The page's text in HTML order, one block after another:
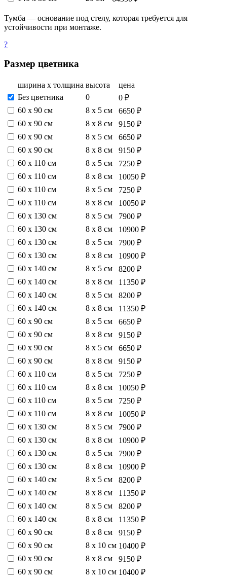
Тумба — основание под стелу, которая требуется для
устойчивости при монтаже.
?
Размер цветника
ширина х толщина высота
цена
Без цветника
0
0 ₽
60 х 90 см
8 х 5 см
6650 ₽
60 х 90 см
8 х 8 см
9150 ₽
60 х 90 см
8 х 5 см
6650 ₽
60 х 90 см
8 х 8 см
9150 ₽
60 х 110 см
8 х 5 см
7250 ₽
60 х 110 см
8 х 8 см
10050 ₽
60 х 110 см
8 х 5 см
7250 ₽
60 х 110 см
8 х 8 см
10050 ₽
60 х 130 см
8 х 5 см
7900 ₽
60 х 130 см
8 х 8 см
10900 ₽
60 х 130 см
8 х 5 см
7900 ₽
60 х 130 см
8 х 8 см
10900 ₽
60 х 140 см
8 х 5 см
8200 ₽
60 х 140 см
8 х 8 см
11350 ₽
60 х 140 см
8 х 5 см
8200 ₽
60 х 140 см
8 х 8 см
11350 ₽
60 х 90 см
8 х 5 см
6650 ₽
60 х 90 см
8 х 8 см
9150 ₽
60 х 90 см
8 х 5 см
6650 ₽
60 х 90 см
8 х 8 см
9150 ₽
60 х 110 см
8 х 5 см
7250 ₽
60 х 110 см
8 х 8 см
10050 ₽
60 х 110 см
8 х 5 см
7250 ₽
60 х 110 см
8 х 8 см
10050 ₽
60 х 130 см
8 х 5 см
7900 ₽
60 х 130 см
8 х 8 см
10900 ₽
60 х 130 см
8 х 5 см
7900 ₽
60 х 130 см
8 х 8 см
10900 ₽
60 х 140 см
8 х 5 см
8200 ₽
60 х 140 см
8 х 8 см
11350 ₽
60 х 140 см
8 х 5 см
8200 ₽
60 х 140 см
8 х 8 см
11350 ₽
60 х 90 см
8 х 8 см
9150 ₽
60 х 90 см
8 х 10 см 10400 ₽
60 х 90 см
8 х 8 см
9150 ₽
60 х 90 см
8 х 10 см 10400 ₽